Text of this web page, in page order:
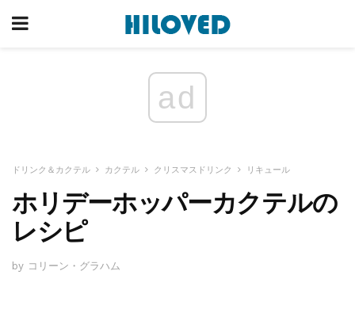
ad
ドリンク＆カクテル カクテル クリスマスドリンク リキュール
ホリデーホッパーカクテルの
レシピ
by コリーン・グラハム